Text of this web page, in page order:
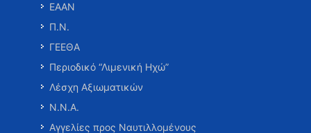
ΕΑΑΝ
Π.Ν.
ΓΕΕΘΑ
Περιοδικό “Λιμενική Ηχώ”
Λέσχη Αξιωματικών
Ν.Ν.Α.
Αγγελίες προς Ναυτιλλομένους